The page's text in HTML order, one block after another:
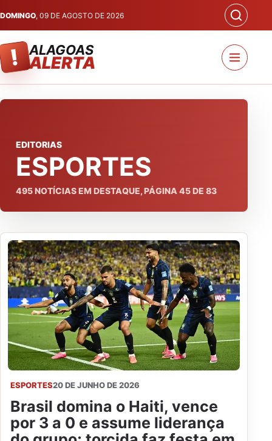
DOMINGO, 09 DE AGOSTO DE 2026
! ALAGOAS
ALERTA
EDITORIAS
ESPORTES
495NOTÍCIAS EM DESTAQUE, PÁGINA 45DE 83
ESPORTES20 DE JUNHO DE 2026
Brasil domina o Haiti, vence
por 3 a 0 e assume liderança